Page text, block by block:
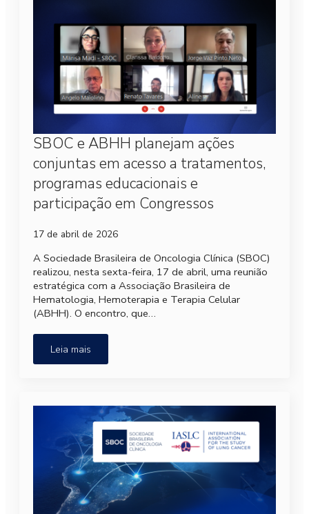
SBOC e ABHH planejam ações
conjuntas em acesso a tratamentos,
programas educacionais e
participação em Congressos
17 de abril de 2026
A Sociedade Brasileira de Oncologia Clínica (SBOC)
realizou, nesta sexta-feira, 17 de abril, uma reunião
estratégica com a Associação Brasileira de
Hematologia, Hemoterapia e Terapia Celular
(ABHH). O encontro, que…
Leia mais